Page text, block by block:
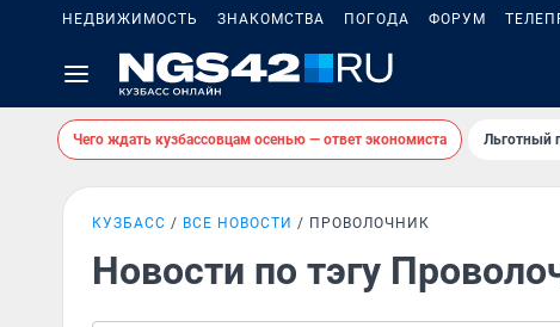
НЕДВИЖИМОСТЬ ЗНАКОМСТВА ПОГОДА ФОРУМ
Чего ждать кузбассовцам осенью — ответ экономиста Льготный
КУЗБАСС ВСЕ НОВОСТИ ПРОВОЛОЧНИК
Новости по тэгу